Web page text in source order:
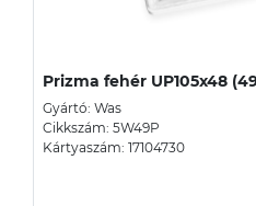
Prizma fehér UP105x48
Gyártó: Was
Cikkszám: 5W49P
Kártyaszám: 17104730